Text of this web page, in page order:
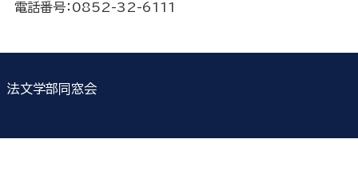
電話番号：0852-32-6111
法文学部同窓会